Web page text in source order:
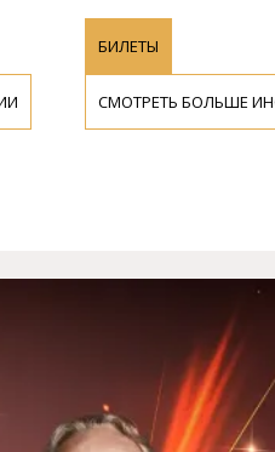
БИЛЕТЫ
СМОТРЕТЬ БОЛЬШЕ